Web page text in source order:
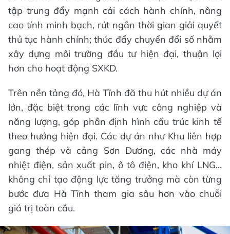
tập trung đẩy mạnh cải cách hành chính, nâng
cao tính minh bạch, rút ngắn thời gian giải quyết
thủ tục hành chính; thúc đẩy chuyển đổi số nhằm
xây dựng môi trường đầu tư hiện đại, thuận lợi
hơn cho hoạt động SXKD.
Trên nền tảng đó, Hà Tĩnh đã thu hút nhiều dự án
lớn, đặc biệt trong các lĩnh vực công nghiệp và
năng lượng, góp phần định hình cấu trúc kinh tế
theo hướng hiện đại. Các dự án như Khu liên hợp
gang thép và cảng Sơn Dương, các nhà máy
nhiệt điện, sản xuất pin, ô tô điện, kho khí LNG…
không chỉ tạo động lực tăng trưởng mà còn từng
bước đưa Hà Tĩnh tham gia sâu hơn vào chuỗi
giá trị toàn cầu.